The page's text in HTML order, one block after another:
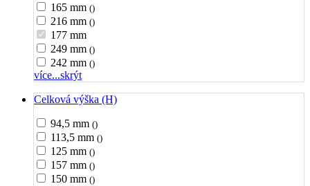
165 mm ()
216 mm ()
177 mm
249 mm ()
242 mm ()
více...skrýt
Celková výška (H)
94,5 mm ()
113,5 mm ()
125 mm ()
157 mm ()
150 mm ()